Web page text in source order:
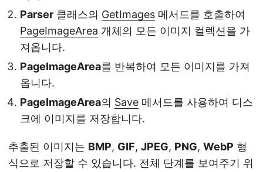
Parser 클래스의 GetImages 메서드를 호출하여
PageImageArea 개체의 모든 이미지 컬렉션을 가
져옵니다.
PageImageArea를 반복하여 모든 이미지를 가져
옵니다.
PageImageArea의 Save 메서드를 사용하여 디스
크에 이미지를 저장합니다.
추출된 이미지는 BMP, GIF, JPEG, PNG, WebP 형
식으로 저장할 수 있습니다. 전체 단계를 보여주기 위